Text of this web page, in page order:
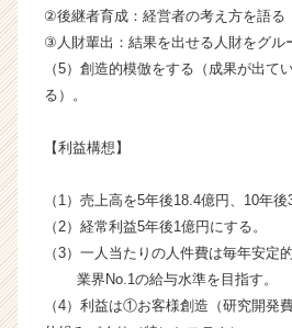
活
サ
イ
ア
（C
h
e
②後継者育成：経営者の考え方を語る
③人財輩出：結果を出せる人財をグル
（5）創造的模倣をする（成果が出て
る）。
【利益構想】
（1）売上高を5年後18.4億円、10年後
（2）経常利益5年後1億円にする。
（3）一人当たりの人件費は毎年安定
業界No.1の給与水準を目指す。
（4）利益は①お客様創造（研究開